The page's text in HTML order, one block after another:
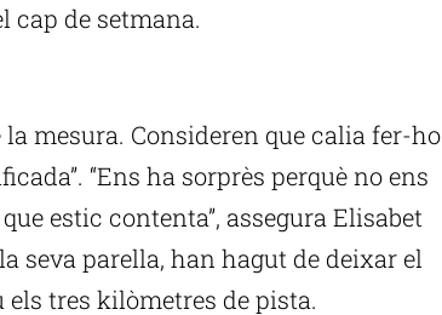
cap de setmana.
mesura. Consideren que calia fer-ho
“Ens ha sorprès perquè no ens
estic contenta”, assegura Elisabet
seva parella, han hagut de deixar el
els tres kilòmetres de pista.